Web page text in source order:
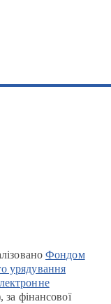
Фондом
урядування
за фінансової